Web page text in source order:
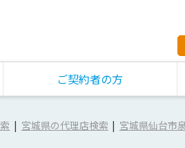
ご契約者の方
宮城県の代理店検索 宮城県仙台市